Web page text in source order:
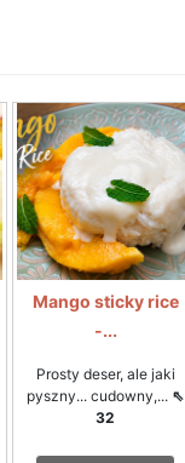
Mango sticky rice
-...
Prosty deser, ale jaki
pyszny... cudowny,... ⇖
32